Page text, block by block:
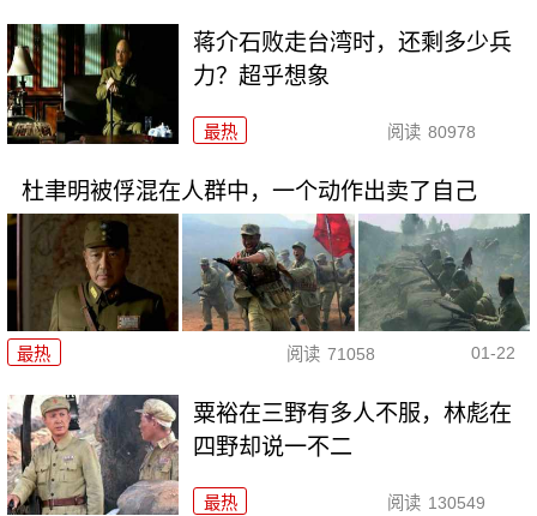
蒋介石败走台湾时，还剩多少兵
力？超乎想象
最热 阅读 80978
杜聿明被俘混在人群中，一个动作出卖了自己
最热 阅读 71058 01-22
粟裕在三野有多人不服，林彪在
四野却说一不二
最热 阅读 130549